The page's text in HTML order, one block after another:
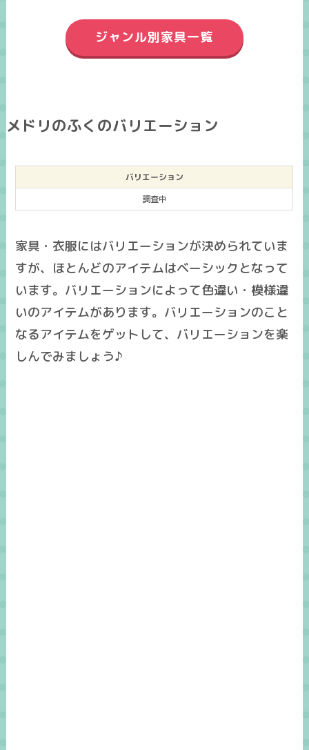
ジャンル別家具一覧
メドリのふくのバリエーション
バリエーション
調査中
家具・衣服にはバリエーションが決められていま
すが、ほとんどのアイテムはベーシックとなって
います。バリエーションによって色違い・模様違
いのアイテムがあります。バリエーションのこと
なるアイテムをゲットして、バリエーションを楽
しんでみましょう♪